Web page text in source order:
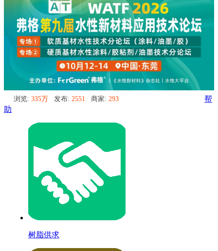
浏览: 335万 发布: 2551 商家: 293
帮
助
树脂供求